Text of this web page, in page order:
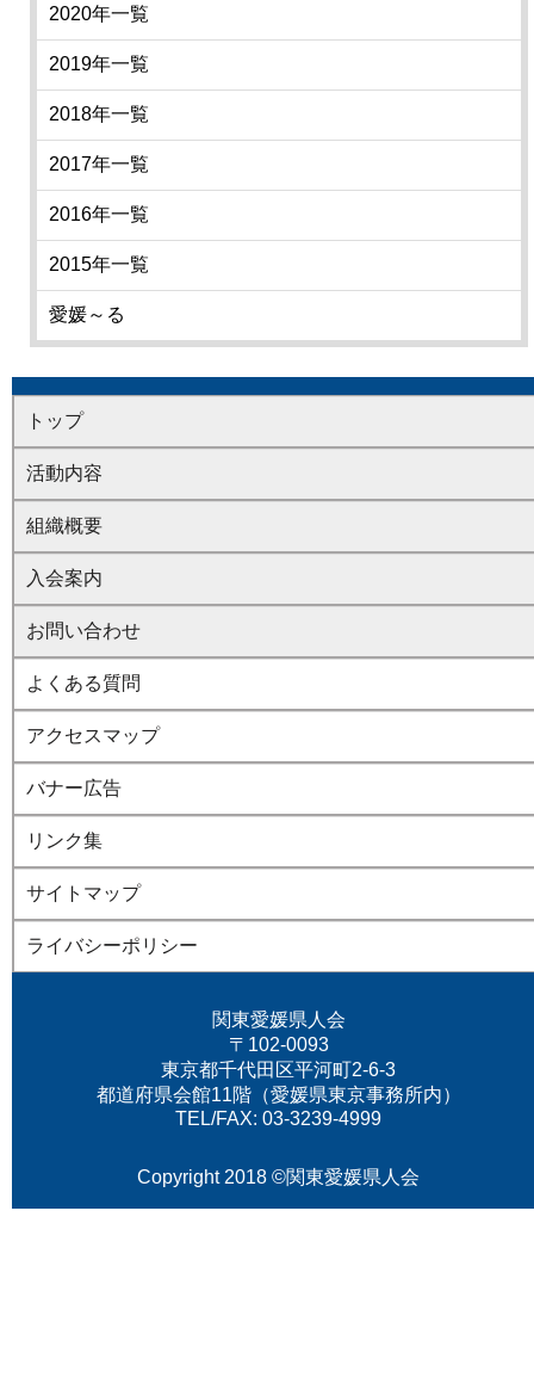
2020年一覧
2019年一覧
2018年一覧
2017年一覧
2016年一覧
2015年一覧
愛媛～る
トップ
活動内容
組織概要
入会案内
お問い合わせ
よくある質問
アクセスマップ
バナー広告
リンク集
サイトマップ
ライバシーポリシー
関東愛媛県人会
〒102-0093
東京都千代田区平河町2-6-3
都道府県会館11階（愛媛県東京事務所内）
TEL/FAX: 03-3239-4999
Copyright 2018 ©関東愛媛県人会